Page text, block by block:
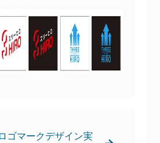
ゴマークデザイン実